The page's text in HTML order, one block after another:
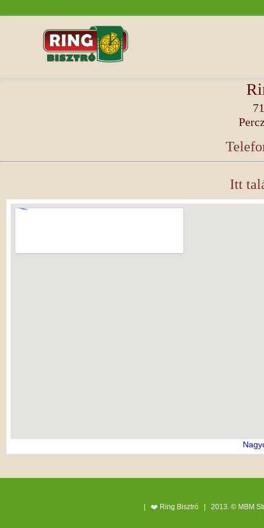
Itt
| ❤️ Ring Bisztró |2013. © MBM